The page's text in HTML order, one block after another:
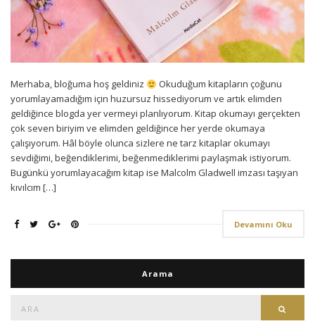
Merhaba, bloğuma hoş geldiniz
Okuduğum kitapların çoğunu
yorumlayamadığım için huzursuz hissediyorum ve artık elimden
geldiğince blogda yer vermeyi planlıyorum. Kitap okumayı gerçekten
çok seven biriyim ve elimden geldiğince her yerde okumaya
çalışıyorum. Hâl böyle olunca sizlere ne tarz kitaplar okumayı
sevdiğimi, beğendiklerimi, beğenmediklerimi paylaşmak istiyorum.
Bugünkü yorumlayacağım kitap ise Malcolm Gladwell imzası taşıyan
kıvılcım […]
Devamını Oku
Arama